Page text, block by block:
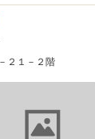
２１－２階